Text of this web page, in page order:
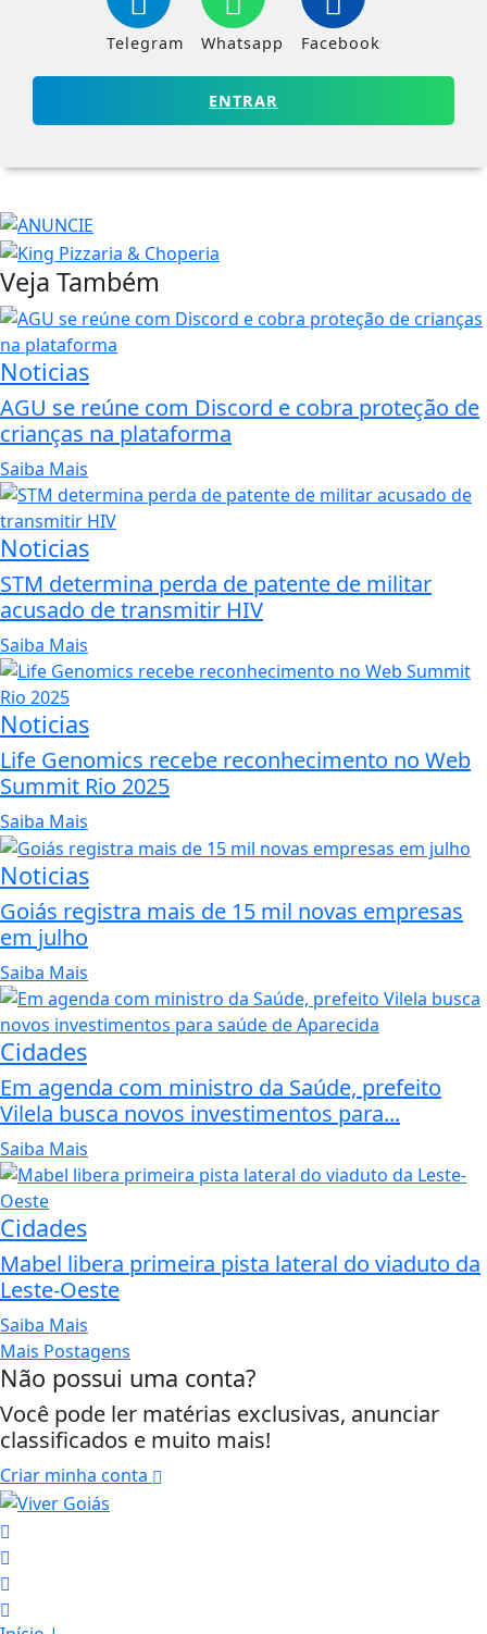
Telegram Whatsapp Facebook
ENTRAR
Veja Também
Noticias
AGU se reúne com Discord e cobra proteção de
crianças na plataforma
Saiba Mais
Noticias
STM determina perda de patente de militar
acusado de transmitir HIV
Saiba Mais
Noticias
Life Genomics recebe reconhecimento no Web
Summit Rio 2025
Saiba Mais
Noticias
Goiás registra mais de 15 mil novas empresas
em julho
Saiba Mais
Cidades
Em agenda com ministro da Saúde, prefeito
Vilela busca novos investimentos para...
Saiba Mais
Cidades
Mabel libera primeira pista lateral do viaduto da
Leste-Oeste
Saiba Mais
Mais Postagens
Não possui uma conta?
Você pode ler matérias exclusivas, anunciar
classificados e muito mais!
Criar minha conta